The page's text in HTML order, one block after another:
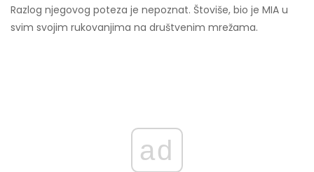
Razlog njegovog poteza je nepoznat. Štoviše, bio je MIA u
svim svojim rukovanjima na društvenim mrežama.
ad